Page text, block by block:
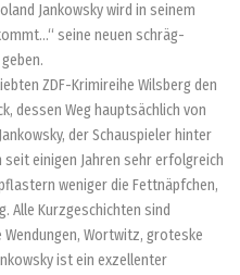
Jankowsky wird in seinem
seine neuen schräg-
ZDF-Krimireihe Wilsberg den
dessen Weg hauptsächlich von
der Schauspieler hinter
einigen Jahren sehr erfolgreich
weniger die Fettnäpfchen,
Alle Kurzgeschichten sind
Wortwitz, groteske
ist ein exzellenter